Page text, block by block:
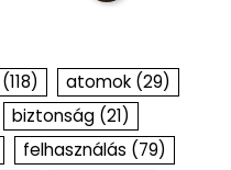
(118) atomok (29)
biztonság (21)
felhasználás (79)